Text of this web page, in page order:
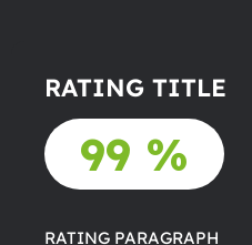
RATING TITLE
99 %
RATING PARAGRAPH